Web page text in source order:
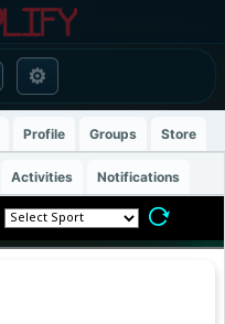
⚙
Profile Groups Store
Activities Notifications